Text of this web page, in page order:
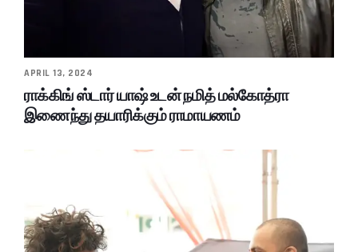
APRIL 13, 2024
ராக்கிங் ஸ்டார் யாஷ் உடன் நமித் மல்கோத்ரா
இணைந்து தயாரிக்கும் ராமாயணம்